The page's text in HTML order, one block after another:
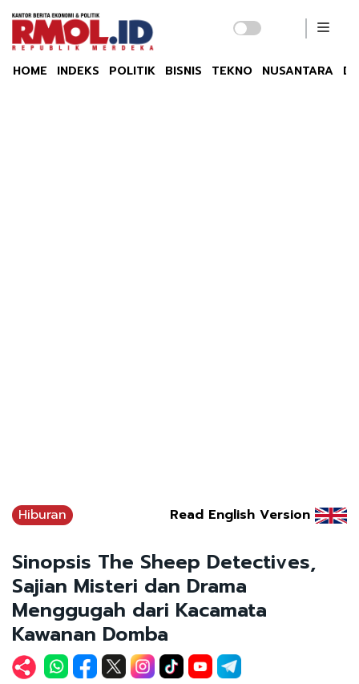
HOME INDEKS POLITIK BISNIS TEKNO NUSANTARA
Hiburan Read English Version
Sinopsis The Sheep Detectives,
Sajian Misteri dan Drama
Menggugah dari Kacamata
Kawanan Domba